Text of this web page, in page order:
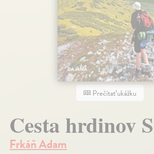
Prečítať ukážku
Cesta hrdinov
Frkáň Adam